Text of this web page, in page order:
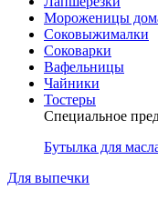
Мороженицы
Соковыжималки
Соковарки
Вафельницы
Чайники
Тостеры
Специальное
Бутылка для
Для выпечки